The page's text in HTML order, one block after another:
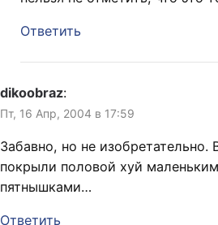
Ответить
dikoobraz:
Пт, 16 Апр, 2004 в 17:59
Забавно, но не изобретательно.
покрыли половой хуй
пятнышками…
Ответить